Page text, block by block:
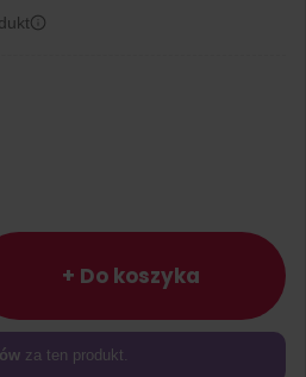
+ Do koszyka
za ten produkt.